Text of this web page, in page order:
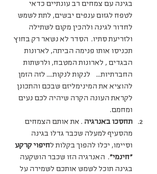
בגינה עם צמחים רב עונתיים כדאי
לטפח לגזום ענפים יבשים, לתת לשמש
לחדור לגינה ולהכין מקום לשתילה
ולזריעת סתיו.  הסדר לא נשאר רק בחוץ
תכניסו אותו פנימה הביתה, לארונות
הבגדים , לארונות המטבח, ולרשתות
החברתיות...    לנקות לנקות.... לזה הזמן
להוציא את המינימליזם שבכם והתכונן
לקראת העונה הקרה שיהיה לכם נעים
ומחמם.
תחסכו באנרגיה . את אותם הצמחים
מהסעיף למעלה שכבר גדלו בגינה
וסיימו, יכלו להפוך בקלות לחיפוי קרקע
"חינמי".  האנרגיה הזו שכבר הושקעה
בגינה תוכל לשמש אותכם לשמירה על